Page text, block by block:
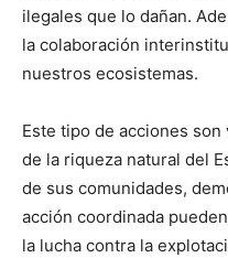
ilegales que lo dañan.
la colaboración
nuestros ecosistemas.
Este tipo de acciones
de la riqueza natural del
de sus comunidades,
acción coordinada
la lucha contra la